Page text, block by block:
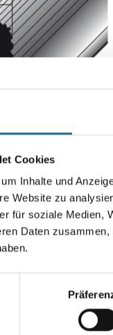
Cookies
Inhalte und
Website zu
für soziale Medien,
Daten